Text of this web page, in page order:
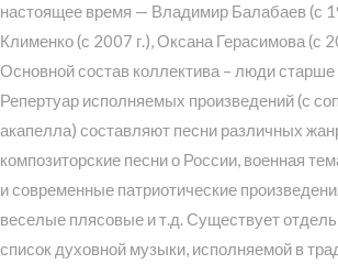
настоящее время — Владимир Балабаев (с
Клименко (с 2007 г.), Оксана Герасимова (с
Основной состав коллектива – люди старше
Репертуар исполняемых произведений (с
акапелла) составляют песни различных
композиторские песни о России, военная
и современные патриотические
веселые плясовые и т.д. Существует
список духовной музыки, исполняемой в